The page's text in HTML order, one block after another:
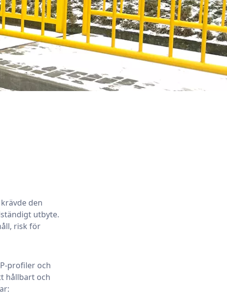
den
utbyte.
risk för
profiler och
hållbart och